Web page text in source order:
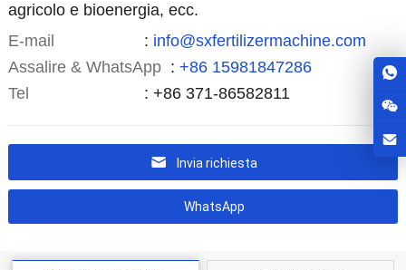
agricolo e bioenergia, ecc.
E-mail
: info@sxfertilizermachine.com
Assalire & WhatsApp : +86 15981847286
Tel
: +86 371-86582811
Invia richiesta
WhatsApp